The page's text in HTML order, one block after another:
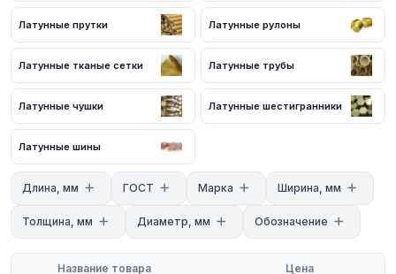
Латунные прутки Латунные рулоны
Латунные тканые сетки Латунные трубы
Латунные чушки Латунные шестигранники
Латунные шины
Длина, мм ГОСТ Марка Ширина, мм
Толщина, мм Диаметр, мм Обозначение
Название товара Цена